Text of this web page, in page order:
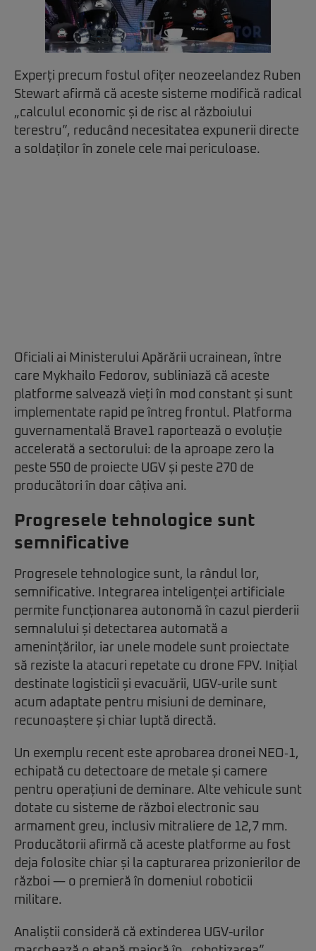
Experți precum fostul ofițer neozeelandez Ruben
Stewart afirmă că aceste sisteme modifică radical
„calculul economic și de risc al războiului
terestru”, reducând necesitatea expunerii directe
a soldaților în zonele cele mai periculoase.
Oficiali ai Ministerului Apărării ucrainean, între
care Mykhailo Fedorov, subliniază că aceste
platforme salvează vieți în mod constant și sunt
implementate rapid pe întreg frontul. Platforma
guvernamentală Brave1 raportează o evoluție
accelerată a sectorului: de la aproape zero la
peste 550 de proiecte UGV și peste 270 de
producători în doar câțiva ani.
Progresele tehnologice sunt
semnificative
Progresele tehnologice sunt, la rândul lor,
semnificative. Integrarea inteligenței artificiale
permite funcționarea autonomă în cazul pierderii
semnalului și detectarea automată a
amenințărilor, iar unele modele sunt proiectate
să reziste la atacuri repetate cu drone FPV. Inițial
destinate logisticii și evacuării, UGV-urile sunt
acum adaptate pentru misiuni de deminare,
recunoaștere și chiar luptă directă.
Un exemplu recent este aprobarea dronei NEO‑1,
echipată cu detectoare de metale și camere
pentru operațiuni de deminare. Alte vehicule sunt
dotate cu sisteme de război electronic sau
armament greu, inclusiv mitraliere de 12,7 mm.
Producătorii afirmă că aceste platforme au fost
deja folosite chiar și la capturarea prizonierilor de
război — o premieră în domeniul roboticii
militare.
Analiștii consideră că extinderea UGV-urilor